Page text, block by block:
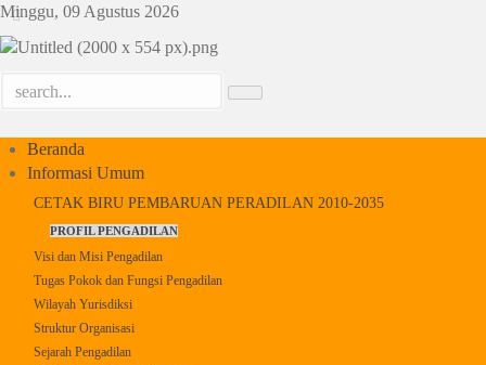
Minggu, 09 Agustus 2026
Beranda
Informasi Umum
CETAK BIRU PEMBARUAN PERADILAN 2010-2035
PROFIL PENGADILAN
Visi dan Misi Pengadilan
Tugas Pokok dan Fungsi Pengadilan
Wilayah Yurisdiksi
Struktur Organisasi
Sejarah Pengadilan
YearMonth
YearMonth